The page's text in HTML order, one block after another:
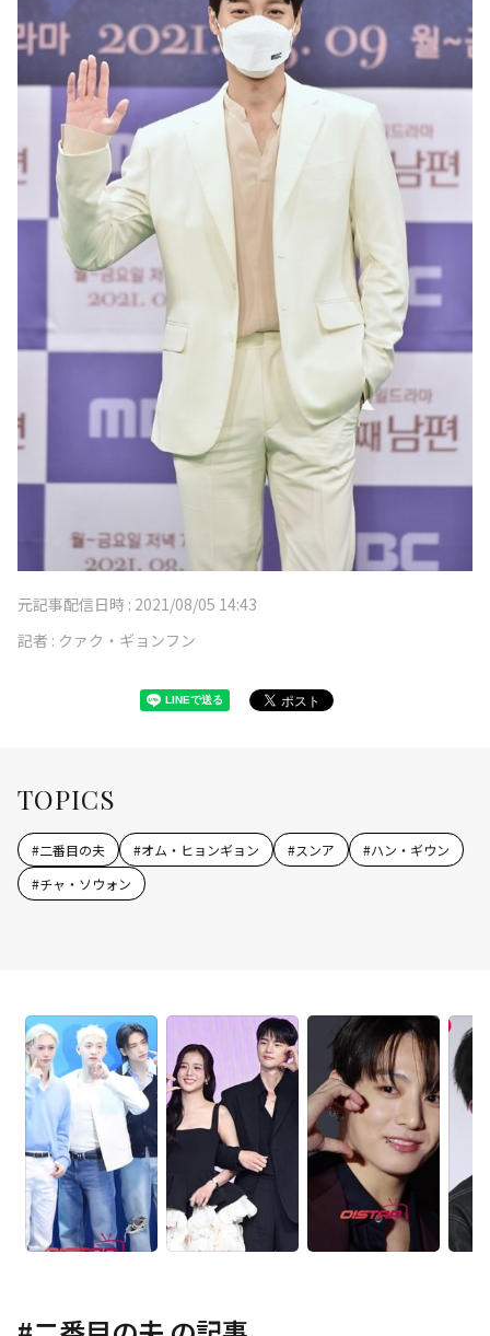
元記事配信日時 : 2021/08/05 14:43
記者 : クァク・ギョンフン
TOPICS
#二番目の夫 #オム・ヒョンギョン #スンア #ハン・ギウン
#チャ・ソウォン